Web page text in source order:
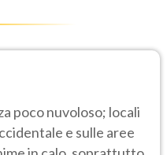
poco nuvoloso; locali
e sulle aree